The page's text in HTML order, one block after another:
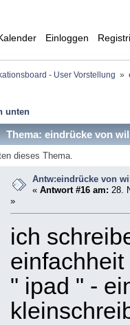
Einloggen
- User Vorstellung »
unten
Thema: eindrücke von
dieses Thema.
Antw:eindrücke von
«Antwort #16 am: 28.
»
ich
" ipad " -